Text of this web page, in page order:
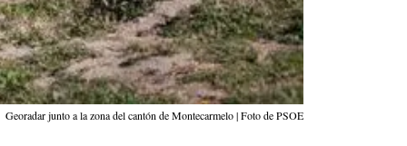
Georadar junto a la zona del cantón de Montecarmelo | Foto de PSOE